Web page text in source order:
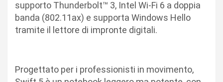
supporto Thunderbolt™ 3, Intel Wi-Fi 6 a doppia
banda (802.11ax) e supporta Windows Hello
tramite il lettore di impronte digitali.
Progettato per i professionisti in movimento,